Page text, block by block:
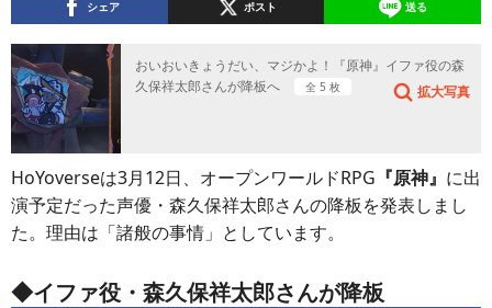
シェア ポスト 送る
おいおいきょうだい、マジかよ！『原神』イファ役の森
久保祥太郎さんが降板へ
全 5 枚 拡大写真
HoYoverseは3月12日、オープンワールドRPG 『原神』 に出
演予定だった声優・森久保祥太郎さんの降板を発表しまし
た。理由は「諸般の事情」としています。
◆イファ役・森久保祥太郎さんが降板